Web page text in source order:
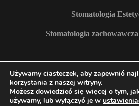
Stomatologia
Stomatologia
Używamy ciasteczek, aby zapewnić
korzystania z naszej witryny.
Możesz dowiedzieć się więcej o tym,
używamy, lub wyłączyć je w